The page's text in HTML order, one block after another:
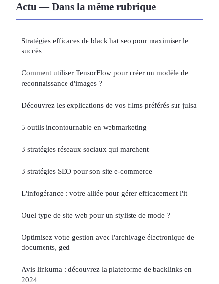
Actu — Dans la même rubrique
Stratégies efficaces de black hat seo pour maximiser le
succès
Comment utiliser TensorFlow pour créer un modèle de
reconnaissance d'images ?
Découvrez les explications de vos films préférés sur julsa
5 outils incontournable en webmarketing
3 stratégies réseaux sociaux qui marchent
3 stratégies SEO pour son site e-commerce
L'infogérance : votre alliée pour gérer efficacement l'it
Quel type de site web pour un styliste de mode ?
Optimisez votre gestion avec l'archivage électronique de
documents, ged
Avis linkuma : découvrez la plateforme de backlinks en
2024